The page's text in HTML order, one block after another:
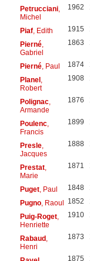
Petrucciani,
Michel
1962
Piaf, Edith 1915
Pierné,
Gabriel
1863
Pierné, Paul 1874
Planel,
Robert
1908
Polignac,
Armande
1876
Poulenc,
Francis
1899
Presle,
Jacques
1888
Prestat,
Marie
1871
Puget, Paul 1848
Pugno, Raoul 1852
Puig-Roget,
Henriette
1910
Rabaud,
Henri
1873
1875